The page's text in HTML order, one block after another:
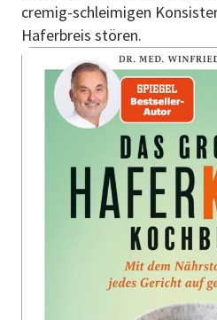
cremig-schleimigen
Haferbreis stören.